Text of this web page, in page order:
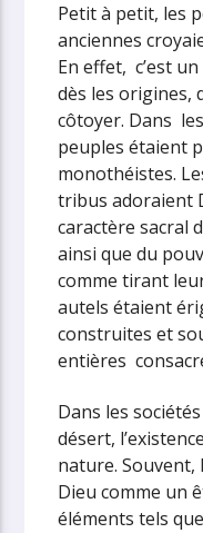
Petit à petit, les
anciennes
En effet, c’est
dès les origines,
côtoyer. Dans
peuples étaient
monothéistes.
tribus adoraient
caractère sacral
ainsi que du
comme tirant
autels étaient
construites et
entières
Dans les
désert,
nature.
Dieu comme un
éléments tels